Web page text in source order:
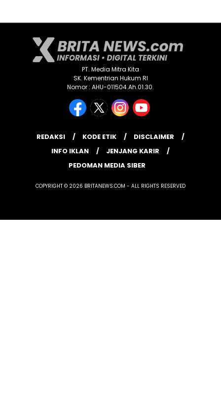
PT. Media Mitra Kita
SK. Kementrian Hukum RI
Nomor : AHU-011504.Ah.01.30.
REDAKSI KODE ETIK
DISCLAIMER
INFO IKLAN
JENJANG KARIR
PEDOMAN MEDIA SIBER
COPYRIGHT © 2026 BRITANEWS.COM - ALL RIGHTS RESERVED